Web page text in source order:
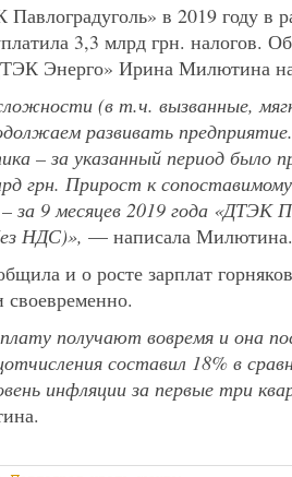
в 2019 году в
3,3 млрд грн. налогов.
Энерго» Ирина Милютина
(в т.ч. вызванные,
развивать
– за указанный период было
грн. Прирост к
за 9 месяцев 2019 года «ДТЭК
НДС)», — написала Милютина.
и о росте зарплат
получают вовремя и она
составил 18% в
инфляции за первые три